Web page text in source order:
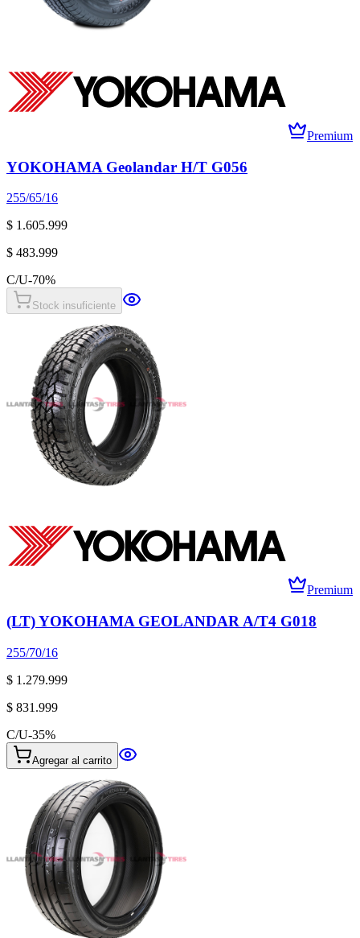
Premium
YOKOHAMA Geolandar H/T G056
255/65/16
$ 1.605.999
$ 483.999
C/U-70%
Stock insuficiente
Premium
(LT) YOKOHAMA GEOLANDAR A/T4 G018
255/70/16
$ 1.279.999
$ 831.999
C/U-35%
Agregar al carrito